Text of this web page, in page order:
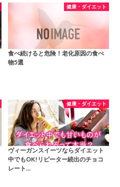
健康・ダイエット
食べ続けると危険！老化原因の食べ
物5選
健康・ダイエット
ヴィーガンスイーツならダイエット
中でもOK!リピーター続出のチョコ
レート…